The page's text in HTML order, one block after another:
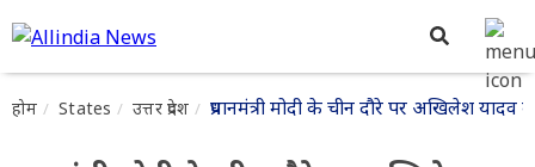
होम States उत्तर प्रदेश प्रधानमंत्री मोदी के चीन दौरे पर अखिलेश